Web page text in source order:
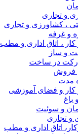
و تجاری
، کشاورزی و تجاری
و غرفه
کار ، اتاق اداری و مطب
و ساز
در ساخت
فروش
مدت
کار و فضای آموزشی
باغ
و سوئیت
و تجاری
اتاق اداری و مطب